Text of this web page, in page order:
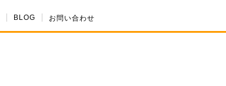
BLOG お問い合わせ